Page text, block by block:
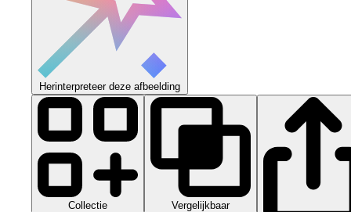
Herinterpreteer deze afbeelding
Collectie Vergelijkbaar